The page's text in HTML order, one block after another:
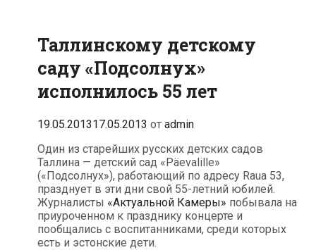
Таллинскому детскому
саду «Подсолнух»
исполнилось 55 лет
19.05.201317.05.2013 от admin
Один из старейших русских детских садов
Таллина — детский сад «Päevalille»
(«Подсолнух»), работающий по адресу Raua 53,
празднует в эти дни свой 55-летний юбилей.
Журналисты «Актуальной Камеры» побывала на
приуроченном к празднику концерте и
пообщались с воспитанниками, среди которых
есть и эстонские дети.